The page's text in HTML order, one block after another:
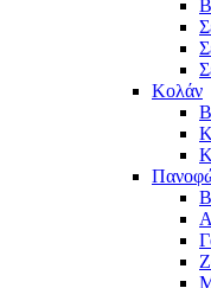
Κολάν